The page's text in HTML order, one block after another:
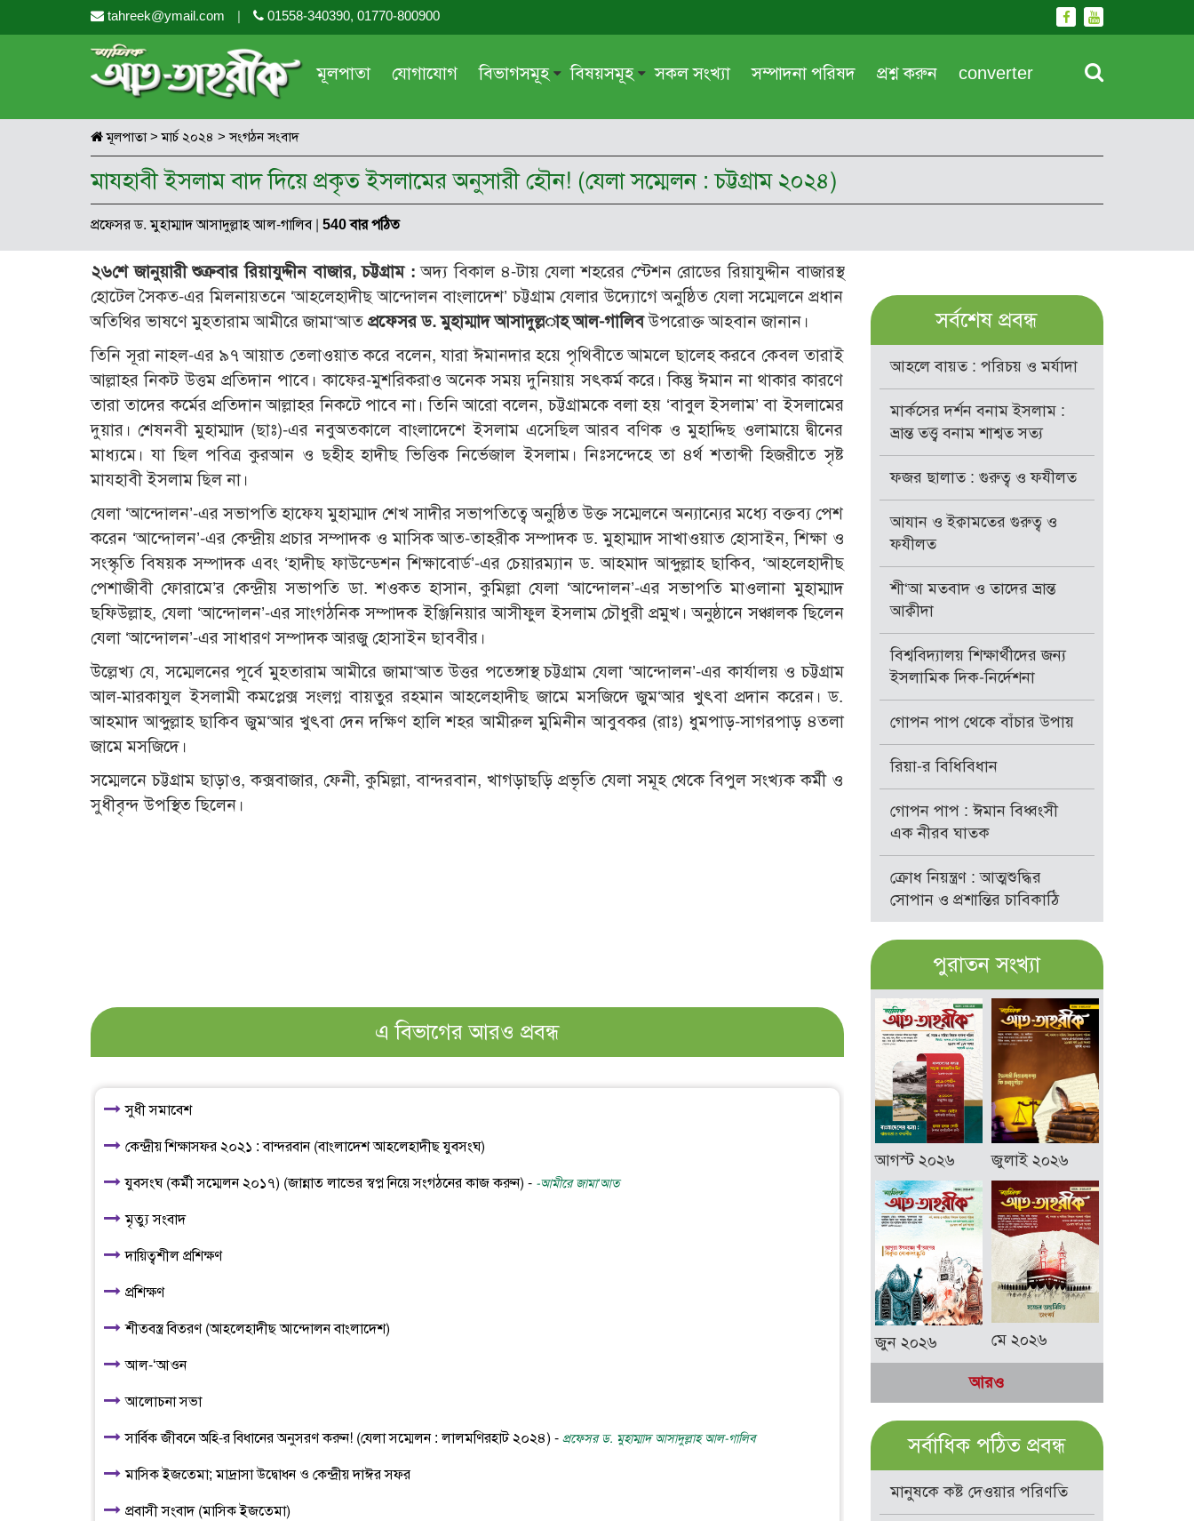
tahreek@ymail.com | 01558-340390, 01770-800900
মূলপাতা যোগাযোগ বিভাগসমূহ
দরসে কুরআন
সাময়িক প্রসঙ্গ
সময়ের ভাবনা
মহিলা অঙ্গন
আরও
বিষয়সমূহ
শিক্ষা ও সংস্কৃতি
পরকাল
নীতি-নৈতিকতা
তারবিয়াত
আরও
সকল সংখ্যা সম্পাদনা পরিষদ প্রশ্ন করুন converter
মূলপাতা> মার্চ ২০২৪ > সংগঠন সংবাদ
মাযহাবী ইসলাম বাদ দিয়ে প্রকৃত ইসলামের অনুসারী হৌন! (যেলা সম্মেলন : চট্টগ্রাম ২০২৪)
প্রফেসর ড. মুহাম্মাদ আসাদুল্লাহ আল-গালিব| 540 বার পঠিত
২৬শে জানুয়ারী শুক্রবার রিয়াযুদ্দীন বাজার, চট্টগ্রাম : অদ্য বিকাল ৪-টায় যেলা শহরের স্টেশন রোডের রিয়াযুদ্দীন বাজারস্থ
হোটেল সৈকত-এর মিলনায়তনে ‘আহলেহাদীছ আন্দোলন বাংলাদেশ’ চট্টগ্রাম যেলার উদ্যোগে অনুষ্ঠিত যেলা সম্মেলনে প্রধান
অতিথির ভাষণে মুহতারাম আমীরে জামা‘আত প্রফেসর ড. মুহাম্মাদ আসাদুল্ল­াহ আল-গালিবউপরোক্ত আহবান জানান।
তিনি সূরা নাহল-এর ৯৭ আয়াত তেলাওয়াত করে বলেন, যারা ঈমানদার হয়ে পৃথিবীতে আমলে ছালেহ করবে কেবল তারাই
আল্লাহর নিকট উত্তম প্রতিদান পাবে। কাফের-মুশরিকরাও অনেক সময় দুনিয়ায় সৎকর্ম করে। কিন্তু ঈমান না থাকার কারণে
তারা তাদের কর্মের প্রতিদান আল্লাহর নিকটে পাবে না। তিনি আরো বলেন, চট্টগ্রামকে বলা হয় ‘বাবুল ইসলাম’ বা ইসলামের
দুয়ার। শেষনবী মুহাম্মাদ (ছাঃ)-এর নবুঅতকালে বাংলাদেশে ইসলাম এসেছিল আরব বণিক ও মুহাদ্দিছ ওলামায়ে দ্বীনের
মাধ্যমে। যা ছিল পবিত্র কুরআন ও ছহীহ হাদীছ ভিত্তিক নির্ভেজাল ইসলাম। নিঃসন্দেহে তা ৪র্থ শতাব্দী হিজরীতে সৃষ্ট
মাযহাবী ইসলাম ছিল না।
যেলা ‘আন্দোলন’-এর সভাপতি হাফেয মুহাম্মাদ শেখ সাদীর সভাপতিত্বে অনুষ্ঠিত উক্ত সম্মেলনে অন্যান্যের মধ্যে বক্তব্য পেশ
করেন ‘আন্দোলন’-এর কেন্দ্রীয় প্রচার সম্পাদক ও মাসিক আত-তাহরীক সম্পাদক ড. মুহাম্মাদ সাখাওয়াত হোসাইন, শিক্ষা ও
সংস্কৃতি বিষয়ক সম্পাদক এবং ‘হাদীছ ফাউন্ডেশন শিক্ষাবোর্ড’-এর চেয়ারম্যান ড. আহমাদ আব্দুল্লাহ ছাকিব, ‘আহলেহাদীছ
পেশাজীবী ফোরামে’র কেন্দ্রীয় সভাপতি ডা. শওকত হাসান, কুমিল্লা যেলা ‘আন্দোলন’-এর সভাপতি মাওলানা মুহাম্মাদ
ছফিউল্লাহ, যেলা ‘আন্দোলন’-এর সাংগঠনিক সম্পাদক ইঞ্জিনিয়ার আসীফুল ইসলাম চৌধুরী প্রমুখ। অনুষ্ঠানে সঞ্চালক ছিলেন
যেলা ‘আন্দোলন’-এর সাধারণ সম্পাদক আরজু হোসাইন ছাববীর।
উল্লেখ্য যে, সম্মেলনের পূর্বে মুহতারাম আমীরে জামা‘আত উত্তর পতেঙ্গাস্থ চট্টগ্রাম যেলা ‘আন্দোলন’-এর কার্যালয় ও চট্টগ্রাম
আল-মারকাযুল ইসলামী কমপ্লেক্স সংলগ্ন বায়তুর রহমান আহলেহাদীছ জামে মসজিদে জুম‘আর খুৎবা প্রদান করেন। ড.
আহমাদ আব্দুল্লাহ ছাকিব জুম‘আর খুৎবা দেন দক্ষিণ হালি শহর আমীরুল মুমিনীন আবুবকর (রাঃ) ধুমপাড়-সাগরপাড় ৪তলা
জামে মসজিদে।
সম্মেলনে চট্টগ্রাম ছাড়াও, কক্সবাজার, ফেনী, কুমিল্লা, বান্দরবান, খাগড়াছড়ি প্রভৃতি যেলা সমূহ থেকে বিপুল সংখ্যক কর্মী ও
সুধীবৃন্দ উপস্থিত ছিলেন।
এ বিভাগের আরও প্রবন্ধ
সুধী সমাবেশ
কেন্দ্রীয় শিক্ষাসফর ২০২১ : বান্দরবান (বাংলাদেশ আহলেহাদীছ যুবসংঘ)
যুবসংঘ (কর্মী সম্মেলন ২০১৭) (জান্নাত লাভের স্বপ্ন নিয়ে সংগঠনের কাজ করুন) - -আমীরে জামা‘আত
মৃত্যু সংবাদ
দায়িত্বশীল প্রশিক্ষণ
প্রশিক্ষণ
শীতবস্ত্র বিতরণ (আহলেহাদীছ আন্দোলন বাংলাদেশ)
আল-‘আওন
আলোচনা সভা
সার্বিক জীবনে অহি-র বিধানের অনুসরণ করুন! (যেলা সম্মেলন : লালমণিরহাট ২০২৪) - প্রফেসর ড. মুহাম্মাদ আসাদুল্লাহ আল-গালিব
মাসিক ইজতেমা; মাদ্রাসা উদ্বোধন ও কেন্দ্রীয় দাঈর সফর
প্রবাসী সংবাদ (মাসিক ইজতেমা)
সর্বশেষ প্রবন্ধ
আহলে বায়ত : পরিচয় ও মর্যাদা
মার্কসের দর্শন বনাম ইসলাম :
ভ্রান্ত তত্ত্ব বনাম শাশ্বত সত্য
ফজর ছালাত : গুরুত্ব ও ফযীলত
আযান ও ইক্বামতের গুরুত্ব ও
ফযীলত
শী‘আ মতবাদ ও তাদের ভ্রান্ত
আক্বীদা
বিশ্ববিদ্যালয় শিক্ষার্থীদের জন্য
ইসলামিক দিক-নির্দেশনা
গোপন পাপ থেকে বাঁচার উপায়
রিয়া-র বিধিবিধান
গোপন পাপ : ঈমান বিধ্বংসী
এক নীরব ঘাতক
ক্রোধ নিয়ন্ত্রণ : আত্মশুদ্ধির
সোপান ও প্রশান্তির চাবিকাঠি
পুরাতন সংখ্যা
আগস্ট ২০২৬ জুলাই ২০২৬
জুন ২০২৬ মে ২০২৬
আরও
সর্বাধিক পঠিত প্রবন্ধ
মানুষকে কষ্ট দেওয়ার পরিণতি